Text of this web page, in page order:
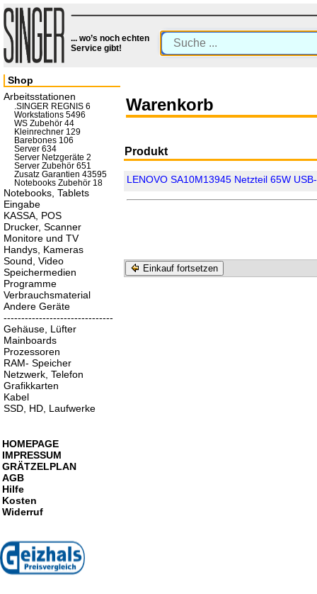
... wo’s noch echten
Service gibt!
Warenkorb
Produkt
LENOVO SA10M13945 Netzteil 65W
Einkauf fortsetzen
Shop
Arbeitsstationen
.SINGER REGNIS 6
Workstations 5496
WS Zubehör 44
Kleinrechner 129
Barebones 106
Server 634
Server Netzgeräte 2
Server Zubehör 651
Zusatz Garantien 43595
Notebooks Zubehör 18
Notebooks, Tablets
Eingabe
KASSA, POS
Drucker, Scanner
Monitore und TV
Handys, Kameras
Sound, Video
Speichermedien
Programme
Verbrauchsmaterial
Andere Geräte
-------------------------------
Gehäuse, Lüfter
Mainboards
Prozessoren
RAM- Speicher
Netzwerk, Telefon
Grafikkarten
Kabel
SSD, HD, Laufwerke
HOMEPAGE
IMPRESSUM
GRÄTZELPLAN
AGB
Hilfe
Kosten
Widerruf